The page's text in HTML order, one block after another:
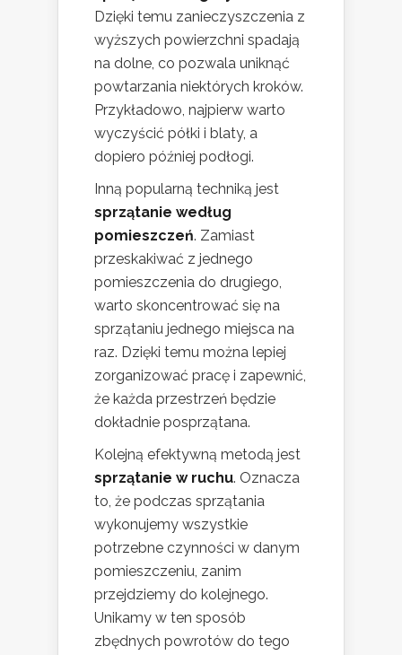
Dzięki temu zanieczyszczenia z
wyższych powierzchni spadają
na dolne, co pozwala uniknąć
powtarzania niektórych kroków.
Przykładowo, najpierw warto
wyczyścić półki i blaty, a
dopiero później podłogi.
Inną popularną techniką jest
sprzątanie według
pomieszczeń. Zamiast
przeskakiwać z jednego
pomieszczenia do drugiego,
warto skoncentrować się na
sprzątaniu jednego miejsca na
raz. Dzięki temu można lepiej
zorganizować pracę i zapewnić,
że każda przestrzeń będzie
dokładnie posprzątana.
Kolejną efektywną metodą jest
sprzątanie w ruchu. Oznacza
to, że podczas sprzątania
wykonujemy wszystkie
potrzebne czynności w danym
pomieszczeniu, zanim
przejdziemy do kolejnego.
Unikamy w ten sposób
zbędnych powrotów do tego